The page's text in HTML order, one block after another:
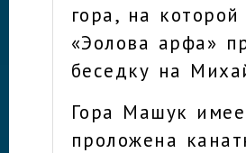
гора, на
«Эолова арфа»
беседку на
Гора Машук
проложена